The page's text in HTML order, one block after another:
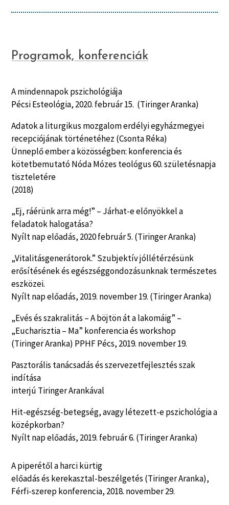
Programok, konferenciák
A mindennapok pszichológiája
Pécsi Esteológia, 2020. február 15. (Tiringer Aranka)
Adatok a liturgikus mozgalom erdélyi egyházmegyei
recepciójának történetéhez (Csonta Réka)
Ünneplő ember a közösségben: konferencia és
kötetbemutató Nóda Mózes teológus 60. születésnapja
tiszteletére
(2018)
„Ej, ráérünk arra még!” – Járhat-e előnyökkel a
feladatok halogatása?
Nyílt nap előadás, 2020 február 5. (Tiringer Aranka)
„Vitalitásgenerátorok.” Szubjektív jóllétérzésünk
erősítésének és egészséggondozásunknak természetes
eszközei.
Nyílt nap előadás, 2019. november 19. (Tiringer Aranka)
„Evés és szakralitás – A böjtön át a lakomáig” –
„Eucharisztia – Ma” konferencia és workshop
(Tiringer Aranka) PPHF Pécs, 2019. november 19.
Pasztorális tanácsadás és szervezetfejlesztés szak
indítása
interjú Tiringer Arankával
Hit-egészség-betegség, avagy létezett-e pszichológia a
középkorban?
Nyílt nap előadás, 2019. február 6. (Tiringer Aranka)
A piperétől a harci kürtig
előadás és kerekasztal-beszélgetés (Tiringer Aranka),
Férfi-szerep konferencia, 2018. november 29.